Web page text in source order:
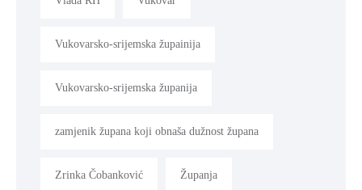
Vukovarsko-srijemska župainija
Vukovarsko-srijemska županija
zamjenik župana koji obnaša dužnost župana
Zrinka Čobanković Županja